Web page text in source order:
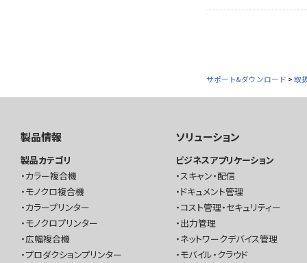
サポート&ダウンロード > 取
製品情報
製品カテゴリ
カラー複合機
モノクロ複合機
カラープリンター
モノクロプリンター
広幅複合機
プロダクションプリンター
ソリューション
ビジネスアプリケーション
スキャン・配信
ドキュメント管理
コスト管理・セキュリティー
出力管理
ネットワークデバイス管理
モバイル・クラウド